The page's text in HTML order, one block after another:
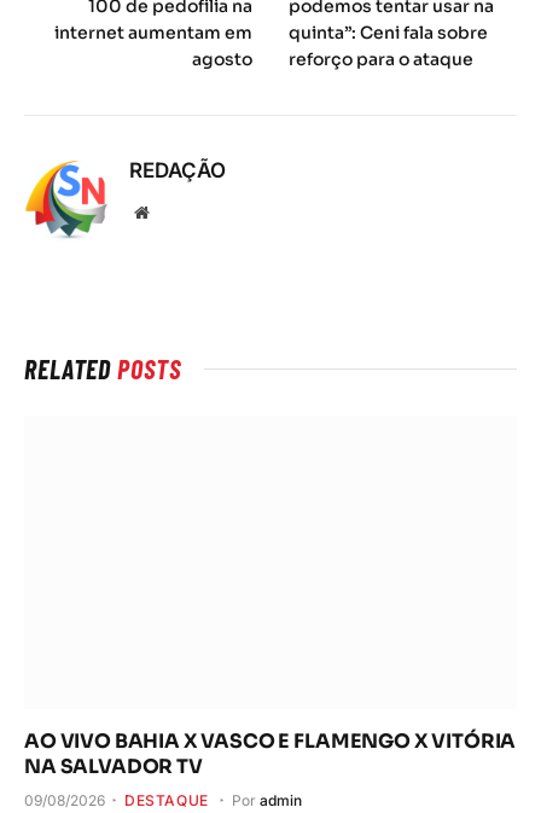
100 de pedofilia na
internet aumentam em
agosto
podemos tentar usar na
quinta”: Ceni fala sobre
reforço para o ataque
REDAÇÃO
Local
RELATEDPOSTS
AO VIVO BAHIA X VASCO E FLAMENGO X VITÓRIA
NA SALVADOR TV
09/08/2026 DESTAQUE Por admin